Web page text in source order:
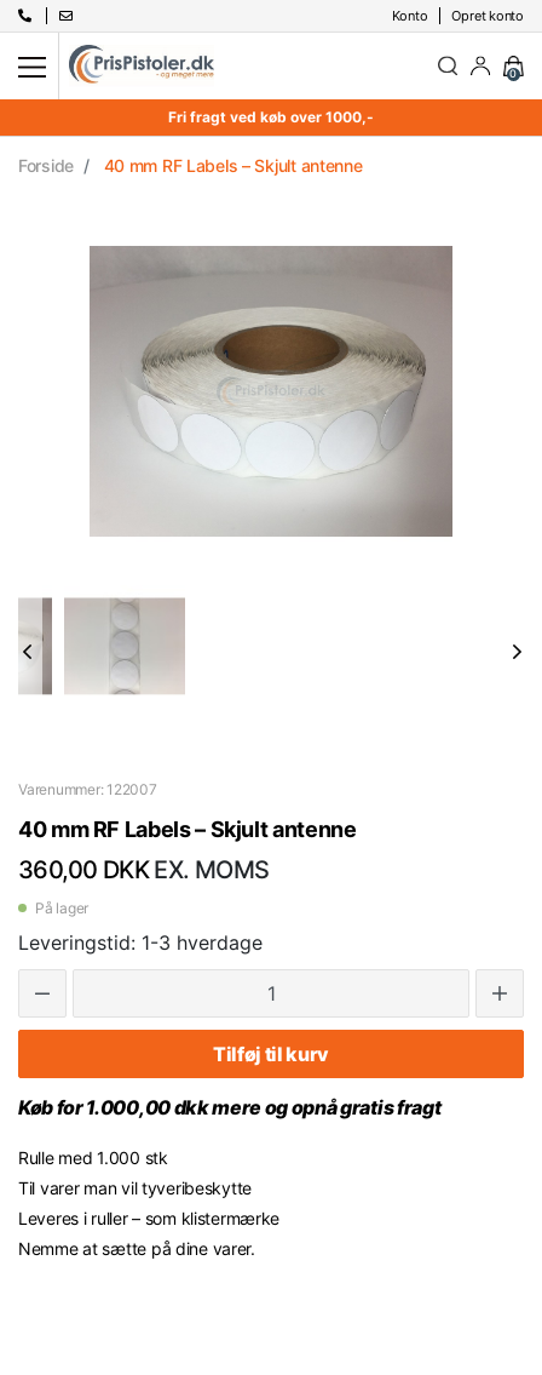
Konto Opret konto
0
Fri fragt ved køb over 1000,-
Forside 40 mm RF Labels – Skjult antenne
Varenummer: 122007
40 mm RF Labels – Skjult antenne
360,00 DKK EX. MOMS
På lager
Leveringstid: 1-3 hverdage
Tilføj til kurv
Køb for 1.000,00 dkk mere og opnå gratis fragt
Rulle med 1.000 stk
Til varer man vil tyveribeskytte
Leveres i ruller – som klistermærke
Nemme at sætte på dine varer.